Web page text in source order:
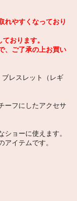
れやすくなっており
おります。
、ご了承の上お買い
レスレット（レギ
ーフにしたアクセサ
ョーに使えます。
イテムです。